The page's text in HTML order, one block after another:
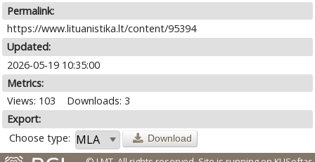
Permalink:
https://www.lituanistika.lt/content/95394
Updated:
2026-05-19 10:35:00
Metrics:
Views: 103
Downloads: 3
Export:
Choose type:
Download